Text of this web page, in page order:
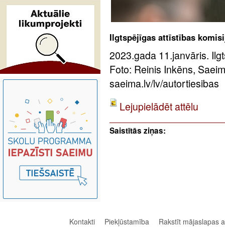
Ilgtspējīgas attīstības
2023.gada 11.janvāris.
Foto: Reinis Inkēns,
saeima.lv/lv/autortiesibas
Lejupielādēt attēlu
Saistītās ziņas:
Kontakti Piekļūstamība
Rakstīt mājaslapas